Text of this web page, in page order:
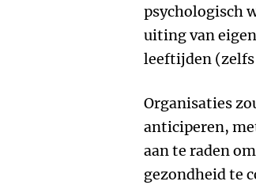
psychologisch
uiting van
leeftijden (zelfs
Organisaties
anticiperen,
aan te raden
gezondheid te